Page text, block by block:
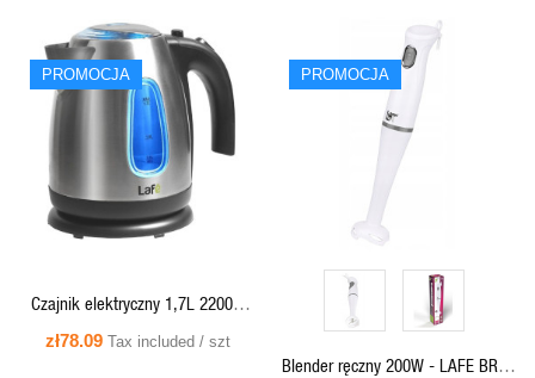
PROMOCJA
QUICK VIEW
Czajnik elektryczny 1,7L 2200W
Essential Silver Inox, podświetlenie
zł78.09 Tax included / szt
PROMOCJA
QUICK VIEW
Blender ręczny 200W - LAFE BRK-